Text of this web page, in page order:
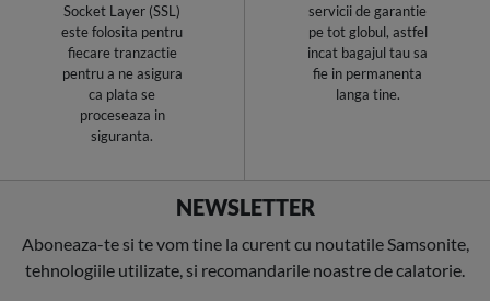
Socket Layer (SSL)
este folosita pentru
fiecare tranzactie
pentru a ne asigura
ca plata se
proceseaza in
siguranta.
servicii de garantie
pe tot globul, astfel
incat bagajul tau sa
fie in permanenta
langa tine.
NEWSLETTER
Aboneaza-te si te vom tine la curent cu noutatile Samsonite,
tehnologiile utilizate, si recomandarile noastre de calatorie.